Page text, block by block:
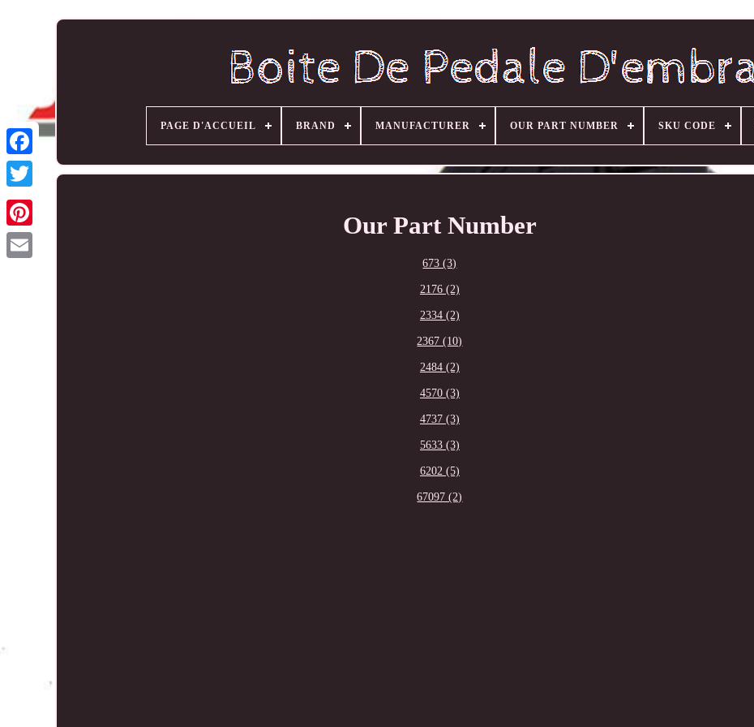
PAGE D'ACCUEIL BRAND MANUFACTURER OUR PART NUMBER SKU CODE
Our Part Number
673 (3)
2176 (2)
2334 (2)
2367 (10)
2484 (2)
4570 (3)
4737 (3)
5633 (3)
6202 (5)
67097 (2)